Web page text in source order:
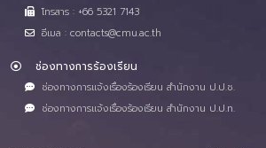
โทรสาร : +66 5321 7143
อีเมล : contacts@cmu.ac.th
ช่องทางการร้องเรียน
ช่องทางการแจ้งเรื่องร้องเรียน สำนักงาน ป.ป.ช.
ช่องทางการแจ้งเรื่องร้องเรียน สำนักงาน ป.ป.ท.